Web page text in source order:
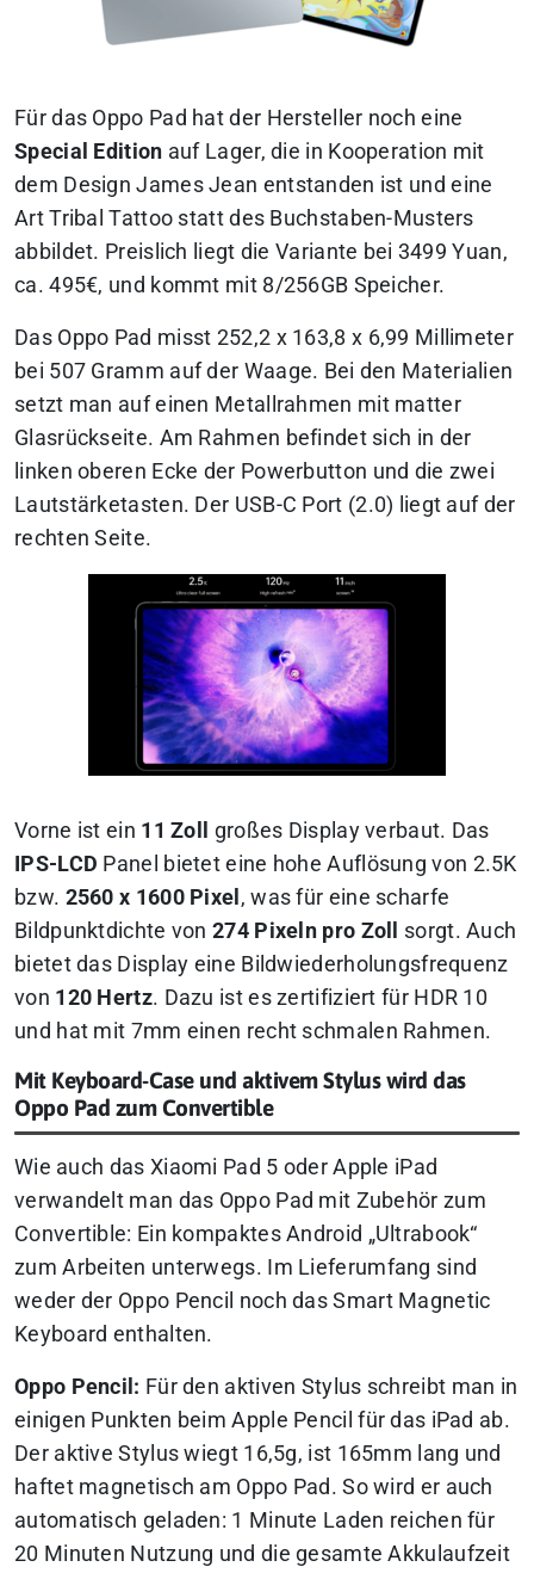
Für das Oppo Pad hat der Hersteller noch eine
Special Edition auf Lager, die in Kooperation mit
dem Design James Jean entstanden ist und eine
Art Tribal Tattoo statt des Buchstaben-Musters
abbildet. Preislich liegt die Variante bei 3499 Yuan,
ca. 495€, und kommt mit 8/256GB Speicher.
Das Oppo Pad misst 252,2 x 163,8 x 6,99 Millimeter
bei 507 Gramm auf der Waage. Bei den Materialien
setzt man auf einen Metallrahmen mit matter
Glasrückseite. Am Rahmen befindet sich in der
linken oberen Ecke der Powerbutton und die zwei
Lautstärketasten. Der USB-C Port (2.0) liegt auf der
rechten Seite.
Vorne ist ein 11 Zoll
großes Display verbaut. Das
IPS-LCD Panel bietet eine hohe Auflösung von 2.5K
bzw. 2560 x 1600 Pixel , was für eine scharfe
Bildpunktdichte von274 Pixeln pro Zoll
sorgt. Auch
bietet das Display eine Bildwiederholungsfrequenz
von 120 Hertz. Dazu ist es zertifiziert für HDR 10
und hat mit 7mm einen recht schmalen Rahmen.
Mit Keyboard-Case und aktivem Stylus wird das
Oppo Pad zum Convertible
Wie auch das Xiaomi Pad 5 oder Apple iPad
verwandelt man das Oppo Pad mit Zubehör zum
Convertible: Ein kompaktes Android „Ultrabook“
zum Arbeiten unterwegs. Im Lieferumfang sind
weder der Oppo Pencil noch das Smart Magnetic
Keyboard enthalten.
Oppo Pencil: Für den aktiven Stylus schreibt man in
einigen Punkten beim Apple Pencil für das iPad ab.
Der aktive Stylus wiegt 16,5g, ist 165mm lang und
haftet magnetisch am Oppo Pad. So wird er auch
automatisch geladen: 1 Minute Laden reichen für
20 Minuten Nutzung und die gesamte Akkulaufzeit